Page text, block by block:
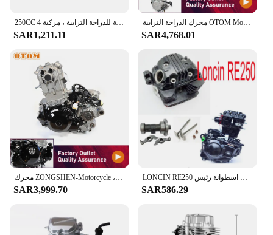
250CC 4 سرعة قابلة للتعديل السكتة الدماغية ، محرك قوي عمودي ، محرك نقل 5 سرعات ، مجموعة للدراجة الترابية ، مركبة
SAR1,211.11
محرك الدراجة الترابية OTOM Motocross 250cc 2 السكتة الدماغية محرك KEWS على الطرق الوعرة دراجة نارية Loncin MT250 مجموعة المحرك
SAR4,768.01
محرك ZONGSHEN-Motorcycle ، 4 صمامات ، 4 شوط ، مبرد بالماء ، NC250 ، سباق السيارات لـ KEWS ، الدراجة الترابية ، ZS177MM ، مجموعة المحركات ، 250cc
SAR3,999.70
LONCIN RE250 محرك اسطوانة رئيس LC166FMM LC250 Lx166FMM مع عمود الحدبات سوينغ الذراع صمام مدخل ATV رباعية 250cc دراجة نارية
SAR586.29